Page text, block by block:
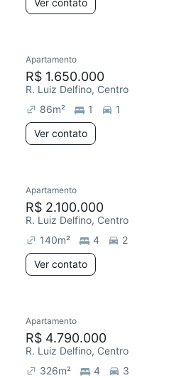
Ver contato
Apartamento
R$ 1.650.000
R. Luiz Delfino, Centro
86m² 1
1
Ver contato
Apartamento
R$ 2.100.000
R. Luiz Delfino, Centro
140m² 4
2
Ver contato
Apartamento
R$ 4.790.000
R. Luiz Delfino, Centro
326m² 4
3